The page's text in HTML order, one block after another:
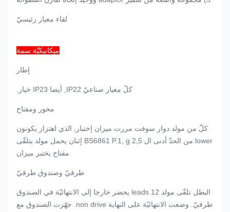
لقاء معيار رئيسيّ
ميكانيكيّة سمة
إطار
كلّ معيار صناعيّ IP22, أيضا IP23 خيار.
محور ومفتاح
كلّ من مولد دوار سوفت مررت ميزان إختبار, الذي اهتزاز يكونون
lower من الحدّ أدنى ال BS6861 P.1, g 2,5 إثنان يحمل مولد يتلقّى
مفتاح يختبر ميزان
طرفيّ وصندوق طرفيّ
البطل تلقّى مولد 12 leads يحضر خارجا إلى الانتهائيّة في الصندوق
طرفيّ. وضعت الانتهائيّة على النهاية non drive. جهّزت الصندوق مع